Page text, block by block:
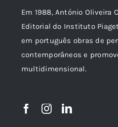
Em 1988, António Oliveira
Editorial do Instituto
em português obras de
contemporâneos e
multidimensional.